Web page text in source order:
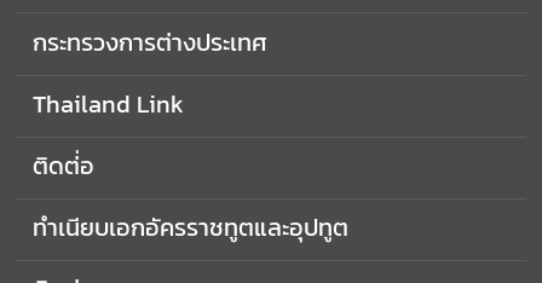
กระทรวงการต่างประเทศ
Thailand Link
ติดต่่อ
ทำเนียบเอกอัครราชทูตและอุปทูต